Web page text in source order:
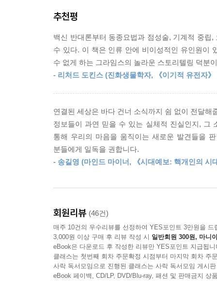
마오쩌둥이 정저쉰의 말에 귀를 기울여 자신의 오
이 책은 인류가 탄생한 이래 지금까지 일어난 논
19세기 미국 대륙횡단 철도사업 당시 뱀 기름을
트럼프의 미국 대통령 당선과 러시아 사이버 부
반대하는 자연주의 양육자 등 다양한 사례들 속
효과, 잘못된 인과관계의 오류, 기계적 중립, 단일
“진실을 사랑하되 오류를 수용하라”
과학이 선물해준 인류의 지적 자산
인류가 전진하려면 새로운 지식을 습득하는 것
로버트 그라임스는 과학자로서, 과학의 기본
이 과학적 태도는 개인의 행복을 위한 작지만
극복하는 데까지 인류의 모든 영역에 적용 가능하
추천평
백신 반대론부터 동종요법과 점성술, 기계적 중
수 있다. 이 책은 인류 안에 비이성적인 유인원이
수 없게 하는 그라임스의 놀라운 스토리텔링 덕분
- 리처드 도킨스 (진화생물학자, 《이기적 유전자》
연결된 세상은 바다 건너 소식까지 쉼 없이 전달
정보들이 과연 믿을 수 있는 실체적 진실인지, 그
통해 우리의 마음을 움직이는 새로운 발견들을
분들에게 일독을 권합니다.
- 송길영 (마인드 마이너, 《시대예보: 핵개인의 시
회원리뷰 (46건)
매주 10건의 우수리뷰를 선정하여 YES포인트 3만원을 드
3,000원 이상 구매 후 리뷰 작성 시 일반회원 300원, 마니
eBook은 다운로드 후 작성한 리뷰만 YES포인트 지급됩니
클래스는 첫번째 회차 주문확정 시점부터 마지막 회차 주
사락 독서모임으로 진행된 클래스는 사락 독서모임 게시
eBook 페이백, CD/LP, DVD/Blu-ray, 패션 및 판매금지 상